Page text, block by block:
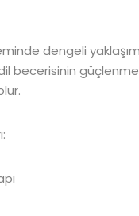
dengeli
becerisinin